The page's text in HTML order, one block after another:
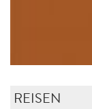
REISEN